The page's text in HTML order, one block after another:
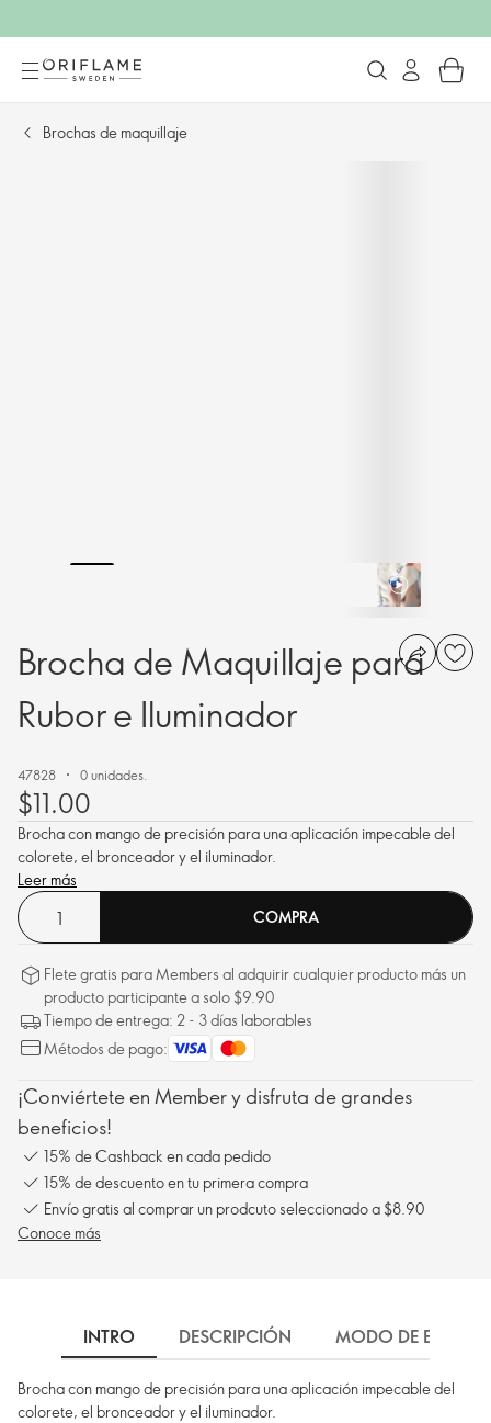
Brochas de maquillaje
Brocha de Maquillaje para
Rubor e Iluminador
47828 0 unidades.
$11.00
Brocha con mango de precisión para una aplicación impecable del
colorete, el bronceador y el iluminador.
Leer más
COMPRA
Flete gratis para Members al adquirir cualquier producto más un
producto participante a solo $9.90
Tiempo de entrega: 2 - 3 días laborables
Métodos de pago:
¡Conviértete en Member y disfruta de grandes
beneficios!
15% de Cashback en cada pedido
15% de descuento en tu primera compra
Envío gratis al comprar un prodcuto seleccionado a $8.90
Conoce más
INTRO DESCRIPCIÓN MODO DE EMPLEO
Brocha con mango de precisión para una aplicación impecable del
colorete, el bronceador y el iluminador.